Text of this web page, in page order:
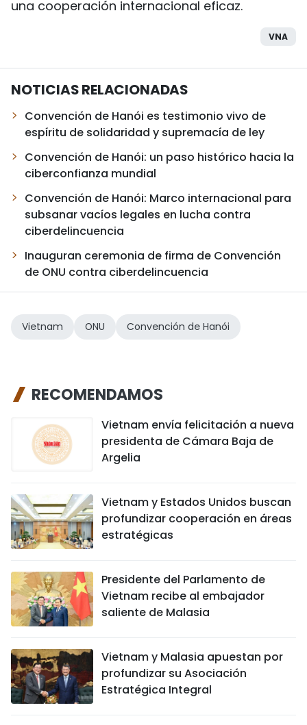
una cooperación internacional eficaz.
VNA
NOTICIAS RELACIONADAS
Convención de Hanói es testimonio vivo de
espíritu de solidaridad y supremacía de ley
Convención de Hanói: un paso histórico hacia la
ciberconfianza mundial
Convención de Hanói: Marco internacional para
subsanar vacíos legales en lucha contra
ciberdelincuencia
Inauguran ceremonia de firma de Convención
de ONU contra ciberdelincuencia
Vietnam ONU Convención de Hanói
RECOMENDAMOS
Vietnam envía felicitación a nueva
presidenta de Cámara Baja de
Argelia
Vietnam y Estados Unidos buscan
profundizar cooperación en áreas
estratégicas
Presidente del Parlamento de
Vietnam recibe al embajador
saliente de Malasia
Vietnam y Malasia apuestan por
profundizar su Asociación
Estratégica Integral